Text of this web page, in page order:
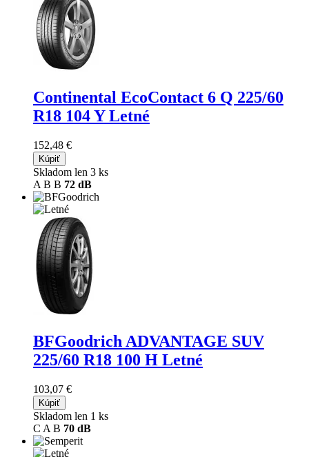
Continental EcoContact 6 Q 225/60
R18 104 Y Letné
152,48 €
Kúpiť
Skladom len 3 ks
A B B 72 dB
BFGoodrich ADVANTAGE SUV
225/60 R18 100 H Letné
103,07 €
Kúpiť
Skladom len 1 ks
C A B 70 dB